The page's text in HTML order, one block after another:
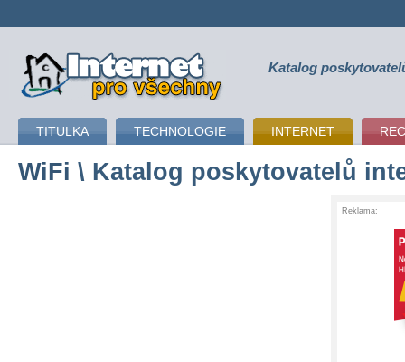
připojení k internetu Katalog
TITULKA TECHNOLOGIE INTERNET
WiFi \ Katalog poskytovatelů
Reklama: